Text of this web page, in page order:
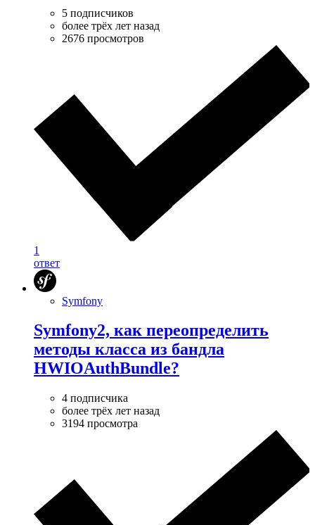
5 подписчиков
более трёх лет назад
2676 просмотров
1
ответ
Symfony
Symfony2, как переопределить
методы класса из бандла
HWIOAuthBundle?
4 подписчика
более трёх лет назад
3194 просмотра